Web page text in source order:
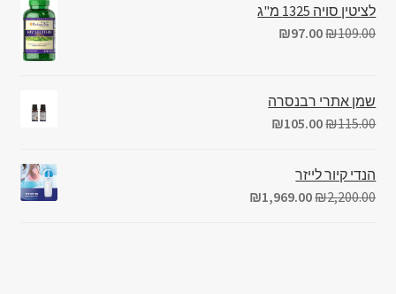
לציטין סויה 1325 מ"ג
₪109.00
₪97.00
שמן אתרי רבנסרה
₪115.00
₪105.00
הנדי קיור לייזר
₪2,200.00
₪1,969.00